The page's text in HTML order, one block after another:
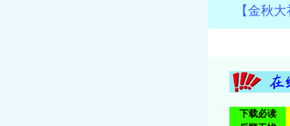
【金秋
下载必读